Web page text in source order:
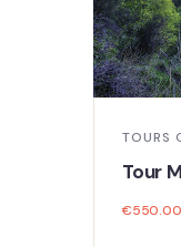
TOURS
Tour
€550.00